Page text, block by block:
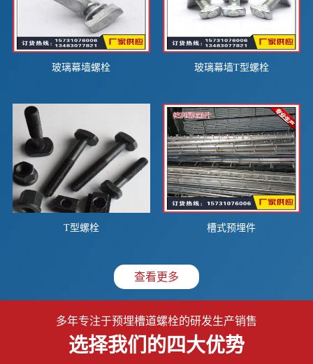
玻璃幕墙螺栓 玻璃幕墙T型螺栓
T型螺栓 槽式预埋件
查看更多
多年专注于预埋槽道螺栓的研发生产销售
选择我们的四大优势